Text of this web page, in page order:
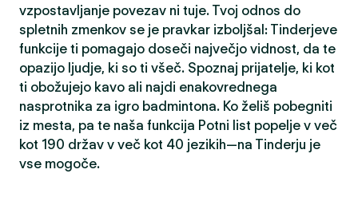
vzpostavljanje povezav ni tuje. Tvoj odnos do
spletnih zmenkov se je pravkar izboljšal: Tinderjeve
funkcije ti pomagajo doseči največjo vidnost, da te
opazijo ljudje, ki so ti všeč. Spoznaj prijatelje, ki kot
ti obožujejo kavo ali najdi enakovrednega
nasprotnika za igro badmintona. Ko želiš pobegniti
iz mesta, pa te naša funkcija Potni list popelje v več
kot 190 držav v več kot 40 jezikih—na Tinderju je
vse mogoče.